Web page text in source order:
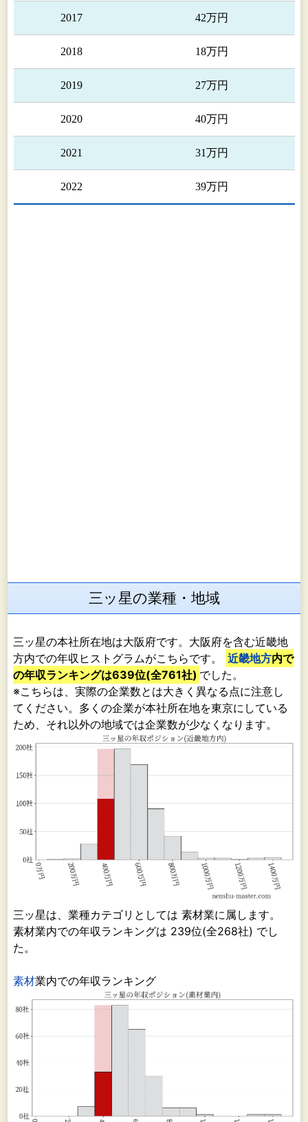
2017 42万円
2018 18万円
2019 27万円
2020 40万円
2021 31万円
2022 39万円
三ッ星の業種・地域
三ッ星の本社所在地は大阪府です。大阪府を含む近畿地
方内での年収ヒストグラムがこちらです。
近畿地方内で
の年収ランキングは639位(全761社) でした。
※こちらは、実際の企業数とは大きく異なる点に注意し
てください。多くの企業が本社所在地を東京にしている
ため、それ以外の地域では企業数が少なくなります。
三ッ星は、業種カテゴリとしては 素材業に属します。
素材業内での年収ランキングは 239位(全268社) でし
た。
素材業内での年収ランキング